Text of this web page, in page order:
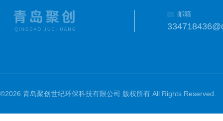
邮箱
©2026 青岛聚创世纪环保科技有限公司 版权所有 All Rights Reserved.